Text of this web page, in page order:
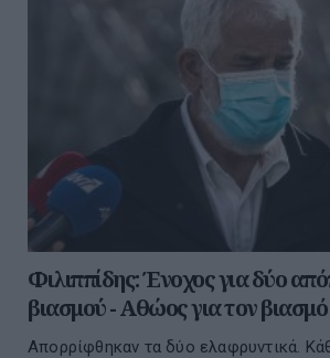
Φιλιππίδης: Ένοχος για δύο
βιασμού - Aθώος για τον βιασμό
Απορρίφθηκαν τα δύο ελαφρυντικά.